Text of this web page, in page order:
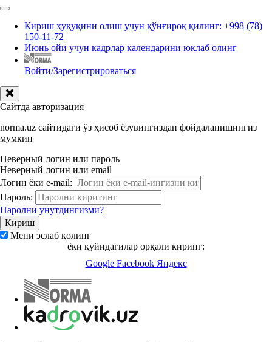
Кириш ҳуқуқини олиш учун қўнғироқ қилинг: +998 (78)
150-11-72
Июнь ойи учун кадрлар календарини юклаб олинг
Войти/Зарегистрироваться
Сайтда авторизация
norma.uz сайтидаги ўз ҳисоб ёзувингиздан фойдаланишингиз
мумкин
Неверный логин или пароль
Неверный логин или email
Логин ёки e-mail:
Пароль:
Паролни унутдингизми?
Мени эслаб қолинг
ёки қуйидагилар орқали киринг:
Google Facebook Яндекс